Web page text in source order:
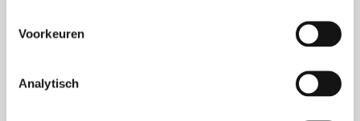
Voorkeuren
Analytisch
Begeleiding van een coach
Ontmoeting met andere ondernemende studenten